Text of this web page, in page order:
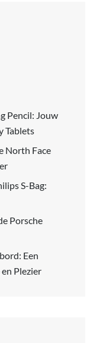
Pencil: Jouw
Tablets
North Face
S-Bag:
Porsche
Een
Plezier